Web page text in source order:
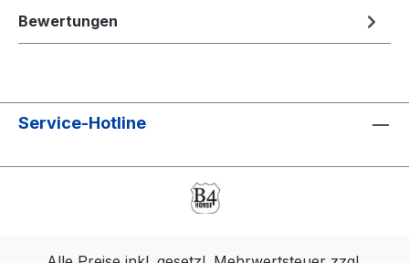
Bewertungen
Service-Hotline